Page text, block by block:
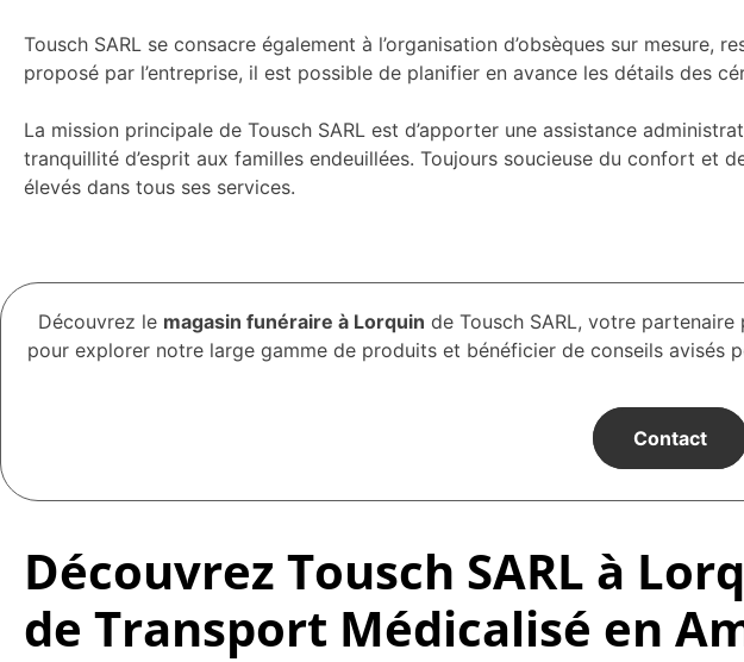
Tousch SARL se consacre également à l’organisation d’obsèques sur
proposé par l’entreprise, il est possible de planifier en avance les détails des
La mission principale de Tousch SARL est d’apporter une assistance
tranquillité d’esprit aux familles endeuillées. Toujours soucieuse du confort et
élevés dans tous ses services.
Découvrez le magasin funéraire à Lorquin de Tousch SARL, votre
pour explorer notre large gamme de produits et bénéficier de conseils avisés
Contact
Découvrez Tousch SARL à
de Transport Médicalisé en